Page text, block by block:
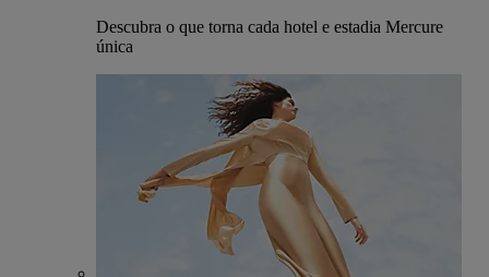
Descubra o que torna cada hotel e estadia Mercure
única